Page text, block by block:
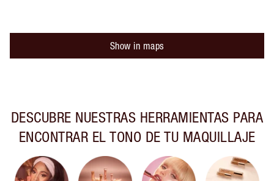
Show in maps
DESCUBRE NUESTRAS HERRAMIENTAS PARA
ENCONTRAR EL TONO DE TU MAQUILLAJE